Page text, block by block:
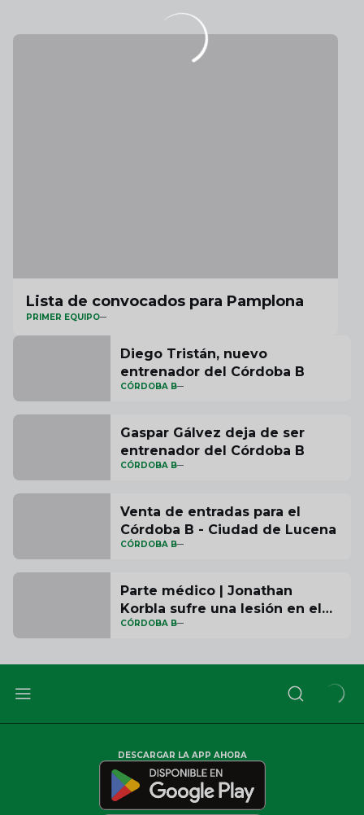
Lista de convocados para Pamplona
PRIMER EQUIPO
Diego Tristán, nuevo
entrenador del Córdoba B
CÓRDOBA B
Gaspar Gálvez deja de ser
entrenador del Córdoba B
CÓRDOBA B
Venta de entradas para el
Córdoba B - Ciudad de Lucena
CÓRDOBA B
Parte médico | Jonathan
Korbla sufre una lesión en el
ligamento cruzado anterior
CÓRDOBA B
DESCARGAR LA APP AHORA